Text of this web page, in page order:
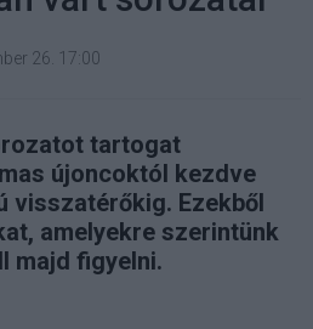
26. 17:00
tartogat
újoncoktól kezdve
visszatérőkig. Ezekből
amelyekre szerintünk
majd figyelni.